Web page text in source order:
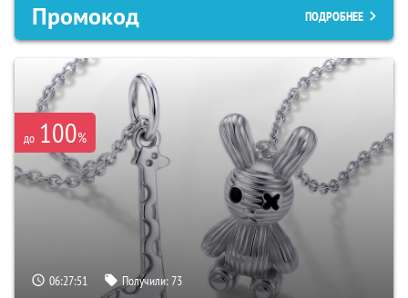
Промокод ПОДРОБНЕЕ
до 100%
06:27:51 Получили:73